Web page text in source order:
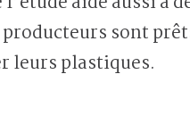
producteurs sont
leurs plastiques.